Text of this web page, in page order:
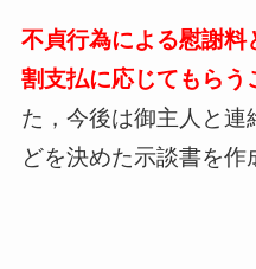
不貞行為による慰謝料
割支払に応じてもらう
た，今後は御主人と連
どを決めた示談書を作